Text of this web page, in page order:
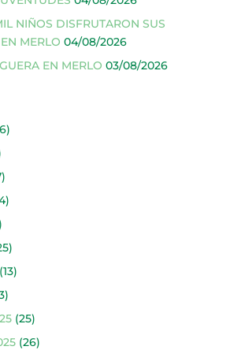
NIÑOS DISFRUTARON SUS
MERLO 04/08/2026
EN MERLO 03/08/2026
(25)
(26)